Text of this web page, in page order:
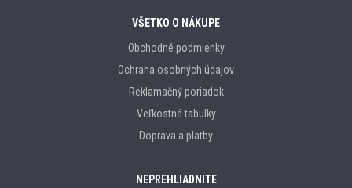
VŠETKO O NÁKUPE
Obchodné podmienky
Ochrana osobných údajov
Reklamačný poriadok
Veľkostné tabulky
Doprava a platby
NEPREHLIADNITE